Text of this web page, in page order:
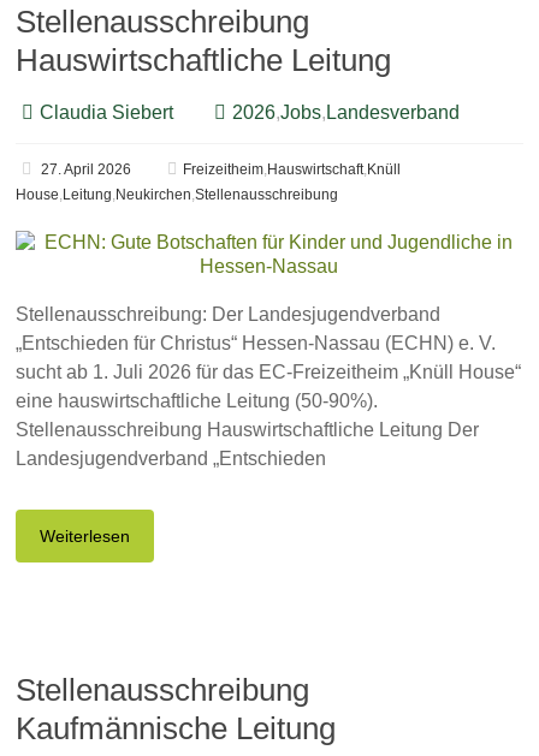
Stellenausschreibung
Hauswirtschaftliche Leitung
Claudia Siebert 2026,Jobs, Landesverband
27. April 2026 Freizeitheim, Hauswirtschaft, Knüll
House, Leitung, Neukirchen,Stellenausschreibung
Stellenausschreibung: Der Landesjugendverband
„Entschieden für Christus“ Hessen-Nassau (ECHN) e. V.
sucht ab 1. Juli 2026 für das EC-Freizeitheim „Knüll House“
eine hauswirtschaftliche Leitung (50-90%).
Stellenausschreibung Hauswirtschaftliche Leitung Der
Landesjugendverband „Entschieden
Weiterlesen
Stellenausschreibung
Kaufmännische Leitung